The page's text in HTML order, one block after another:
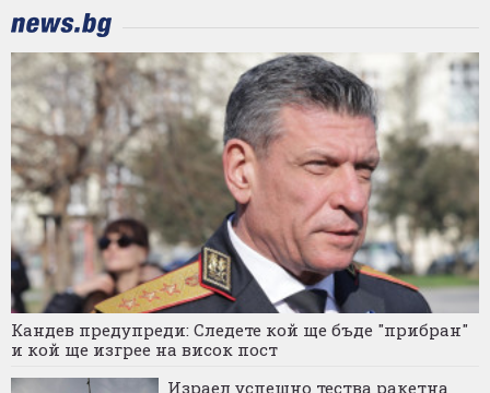
Кандев предупреди: Следете кой ще бъде "прибран"
и кой ще изгрее на висок пост
Израел успешно тества ракетна